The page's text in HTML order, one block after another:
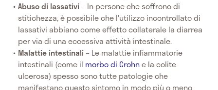
Abuso di lassativi– In persone che soffrono di
stitichezza, è possibile che l'utilizzo incontrollato di
lassativi abbiano come effetto collaterale la diarrea
per via di una eccessiva attività intestinale.
Malattie intestinali– Le malattie infiammatorie
intestinali (come il morbo di Crohne la colite
ulcerosa) spesso sono tutte patologie che
manifestano questo sintomo in modo più o meno